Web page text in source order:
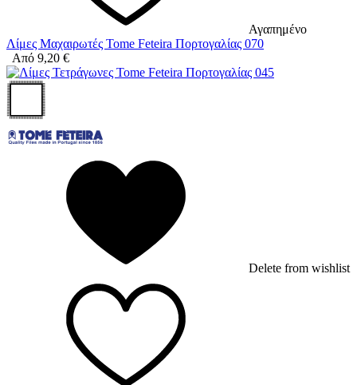
Αγαπημένο
Λίμες Μαχαιρωτές Tome Feteira Πορτογαλίας 070
Από 9,20 €
Delete from wishlist